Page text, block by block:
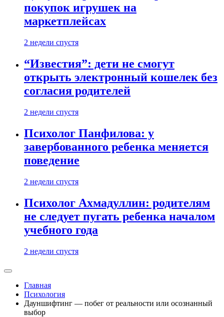
покупок игрушек на
маркетплейсах
2 недели спустя
“Известия”: дети не смогут
открыть электронный кошелек без
согласия родителей
2 недели спустя
Психолог Панфилова: у
завербованного ребенка меняется
поведение
2 недели спустя
Психолог Ахмадуллин: родителям
не следует пугать ребенка началом
учебного года
2 недели спустя
Главная
Психология
Дауншифтинг — побег от реальности или осознанный
выбор